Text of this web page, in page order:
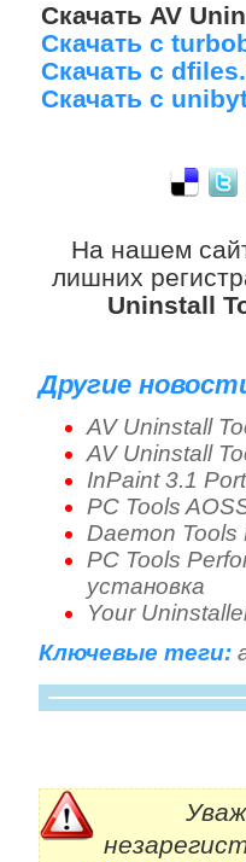
Скачать AV
Скачать с
Скачать с
Скачать с
На нашем
лишних
Uninstall
Другие
AV Uninstall
AV Uninstall
InPaint 3.1
PC Tools
Daemon
PC Tools
установка
Your
Ключевые теги: